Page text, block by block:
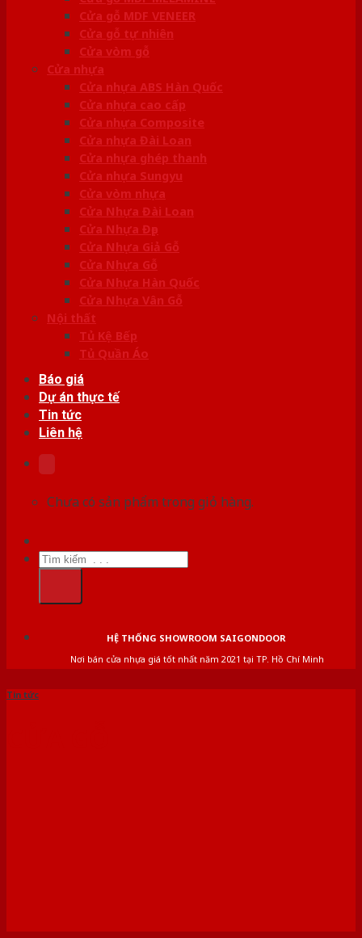
Cửa gỗ MDF VENEER
Cửa gỗ tự nhiên
Cửa vòm gỗ
Cửa nhựa
Cửa nhựa ABS Hàn Quốc
Cửa nhựa cao cấp
Cửa nhựa Composite
Cửa nhựa Đài Loan
Cửa nhựa ghép thanh
Cửa nhựa Sungyu
Cửa vòm nhựa
Cửa Nhựa Đài Loan
Cửa Nhựa Đẹp
Cửa Nhựa Giả Gỗ
Cửa Nhựa Gỗ
Cửa Nhựa Hàn Quốc
Cửa Nhựa Vân Gỗ
Nội thất
Tủ Kệ Bếp
Tủ Quần Áo
Báo giá
Dự án thực tế
Tin tức
Liên hệ
Chưa có sản phẩm trong giỏ hàng.
Tìm
kiếm:
HỆ THỐNG SHOWROOM SAIGONDOOR
Nơi bán cửa nhựa giá tốt nhất năm 2021 tại TP. Hồ Chí Minh
Tin tức